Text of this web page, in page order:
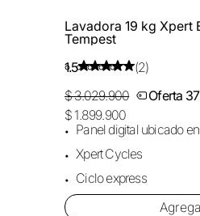
Lavadora 19 kg Xpert
Tempest
1.5
(2)
$ 3.029.900
Oferta
$ 1.899.900
Panel digital ubicado
Xpert Cycles
Ciclo express